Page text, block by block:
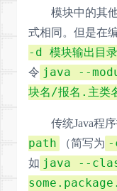
模块中的其
式相同。但是在
-d 模块输出目录
令 java --
块名/报名.主类
传统Java程
path
（简写为 -
如 java --